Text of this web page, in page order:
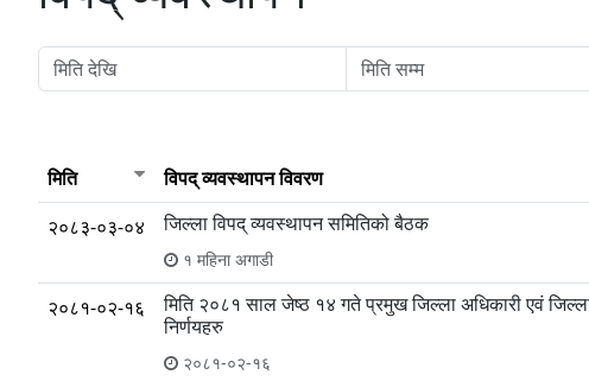
मिति
विपद् व्यवस्थापन विवरण
२०८३-०३-०४
जिल्ला विपद् व्यवस्थापन समितिको बैठक
१ महिना अगाडी
२०८१-०२-१६
मिति २०८१ साल जेष्ठ १४ गते प्रमुख जिल्ला अधिकारी एवं
निर्णयहरु
२०८१-०२-१६